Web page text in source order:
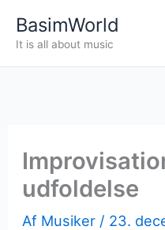
BasimWorld
It is all about music
udfoldelse
Af Musiker / 23.